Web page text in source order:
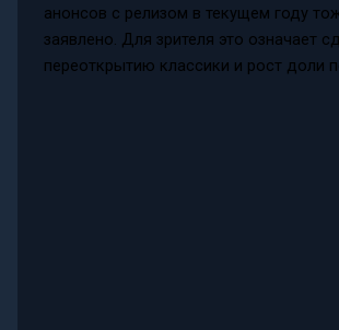
анонсов с релизом в текущем году
заявлено. Для зрителя это означает
переоткрытию классики и рост доли